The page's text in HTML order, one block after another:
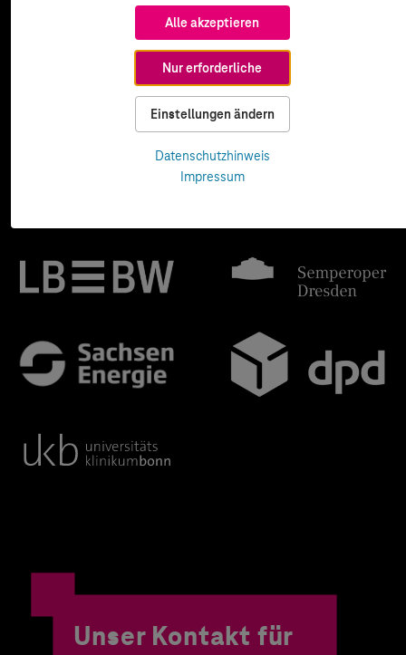
Alle akzeptieren
Nur erforderliche
Einstellungen ändern
Datenschutzhinweis
Impressum
Unser Kontakt für